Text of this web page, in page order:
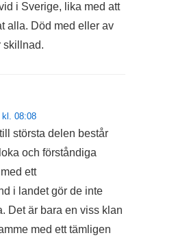
i Sverige, lika med att
alla. Död med eller av
skillnad.
kl. 08:08
största delen består
och förståndiga
ett
i landet gör de inte
Det är bara en viss klan
med ett tämligen